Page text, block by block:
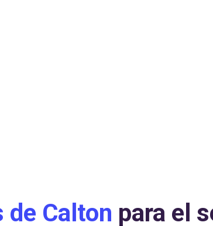
Calton para el